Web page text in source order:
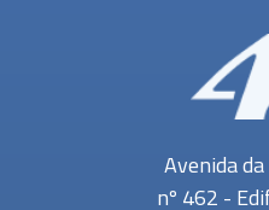
Avenida
nº 462 -